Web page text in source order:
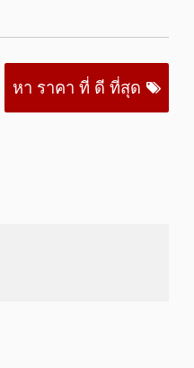
หา ราคา ที่ ดี ที่สุด